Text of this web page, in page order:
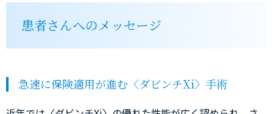
患者さんへのメッセージ
急速に保険適用が進む〈ダビンチXi〉手術